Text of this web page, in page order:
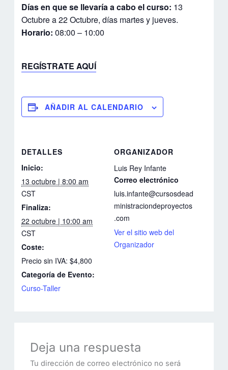
Días en que se llevaría a cabo el curso: 13
Octubre a 22 Octubre, días martes y jueves.
Horario:08:00 – 10:00
REGÍSTRATE AQUÍ
AÑADIR AL CALENDARIO
DETALLES
Inicio:
13 octubre | 8:00 am
CST
Finaliza:
22 octubre | 10:00 am
CST
Coste:
Precio sin IVA: $4,800
Categoría de Evento:
Curso-Taller
ORGANIZADOR
Luis Rey Infante
Correo electrónico
luis.infante@cursosdead
ministraciondeproyectos
.com
Ver el sitio web del
Organizador
Deja una respuesta
Tu dirección de correo electrónico no será